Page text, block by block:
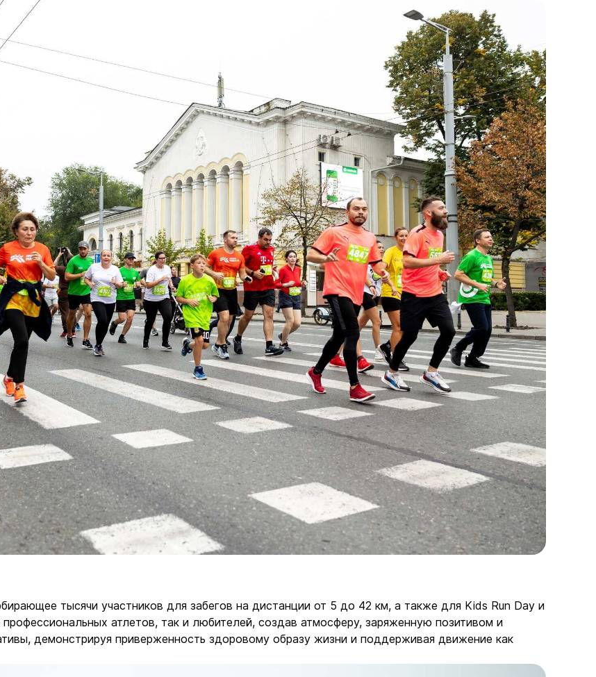
тысячи участников для забегов на дистанции от 5 до 42 км, а также для Kids Run Day и
атлетов, так и любителей, создав атмосферу, заряженную позитивом и
демонстрируя приверженность здоровому образу жизни и поддерживая движение как